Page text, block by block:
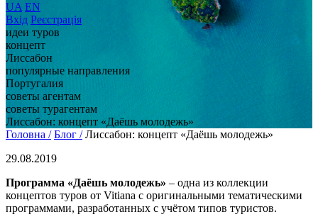
UA EN
Вхід Реєстрація
идеи туров
концепт
Лиссабон
популярные направления
Португалия
советы агентам
советы турагентам
Лиссабон: концепт «Даёшь молодежь»
Головна / Блог / Лиссабон: концепт «Даёшь молодежь»
29.08.2019
Программа «Даёшь молодежь» – одна из коллекции
концептов туров от Vitiana с оригинальными тематическими
программами, разработанных с учётом типов туристов.